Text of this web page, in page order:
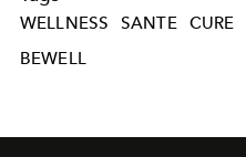
WELLNESS SANTE CURE
BEWELL